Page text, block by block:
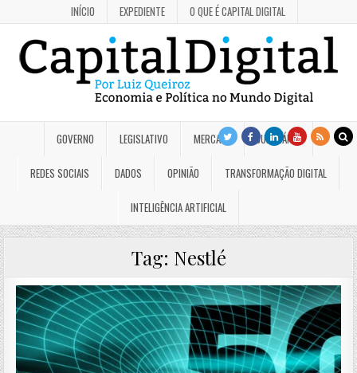
INÍCIO EXPEDIENTE O QUE É CAPITAL DIGITAL
GOVERNO LEGISLATIVO MERCADO JUDICIÁRIO
REDES SOCIAIS DADOS OPINIÃO TRANSFORMAÇÃO DIGITAL
INTELIGÊNCIA ARTIFICIAL
Tag: Nestlé